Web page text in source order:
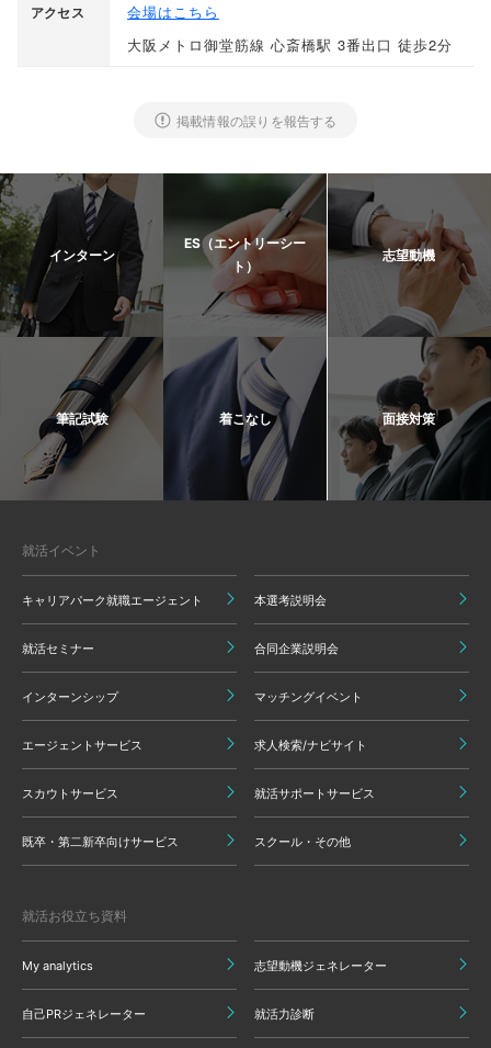
アクセス
会場はこちら
大阪メトロ御堂筋線 心斎橋駅 3番出口 徒歩2分
掲載情報の誤りを報告する
インターン
ES（エントリーシー
ト）
志望動機
筆記試験 着こなし 面接対策
就活イベント
キャリアパーク就職エージェント 本選考説明会
就活セミナー 合同企業説明会
インターンシップ マッチングイベント
エージェントサービス 求人検索/ナビサイト
スカウトサービス 就活サポートサービス
既卒・第二新卒向けサービス スクール・その他
就活お役立ち資料
My analytics 志望動機ジェネレーター
自己PRジェネレーター 就活力診断